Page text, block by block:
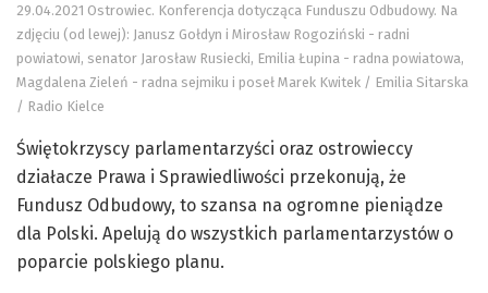
29.04.2021 Ostrowiec. Konferencja dotycząca Funduszu Odbudowy. Na
zdjęciu (od lewej): Janusz Gołdyn i Mirosław Rogoziński - radni
powiatowi, senator Jarosław Rusiecki, Emilia Łupina - radna powiatowa,
Magdalena Zieleń - radna sejmiku i poseł Marek Kwitek / Emilia Sitarska
/ Radio Kielce
Świętokrzyscy parlamentarzyści oraz ostrowieccy
działacze Prawa i Sprawiedliwości przekonują, że
Fundusz Odbudowy, to szansa na ogromne pieniądze
dla Polski. Apelują do wszystkich parlamentarzystów o
poparcie polskiego planu.